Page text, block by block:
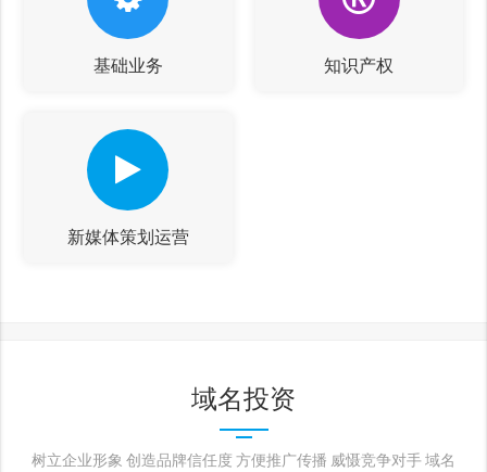
基础业务 知识产权
新媒体策划运营
域名投资
树立企业形象 创造品牌信任度 方便推广传播 威慑竞争对手 域名